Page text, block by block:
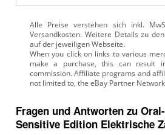
Alle Preise verstehen sich inkl.
Versandkosten. Weitere Details zu
auf der jeweiligen Webseite.
Fragen und Antworten zu
Sensitive Edition Elektrische